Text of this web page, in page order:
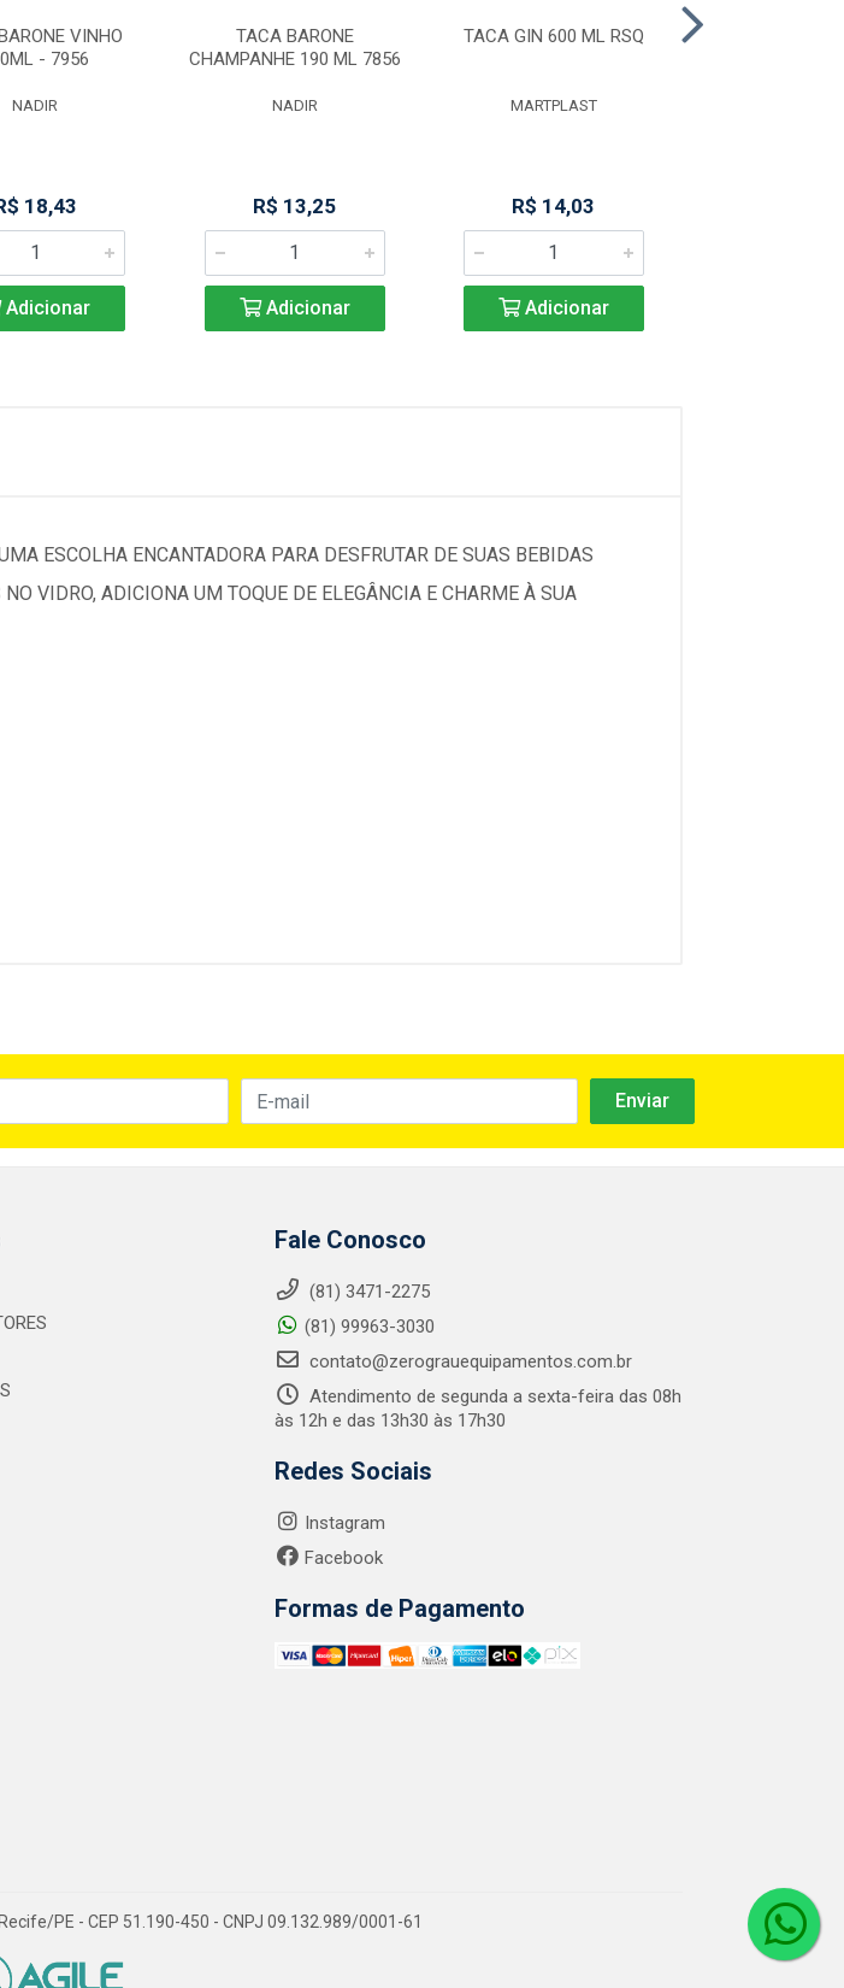
VINHO
- 7956
NADIR
18,43
Adicionar
TACA BARONE
CHAMPANHE 190 ML 7856
NADIR
R$ 13,25
Adicionar
TACA GIN 600 ML RSQ
MARTPLAST
R$ 14,03
Adicionar
ESCOLHA ENCANTADORA PARA DESFRUTAR DE SUAS BEBIDAS
VIDRO, ADICIONA UM TOQUE DE ELEGÂNCIA E CHARME À SUA
Fale Conosco
(81) 3471-2275
(81) 99963-3030
contato@zerograuequipamentos.com.br
Atendimento de segunda a sexta-feira das 08h
às 12h e das 13h30 às 17h30
Redes Sociais
Instagram
Facebook
Formas de Pagamento
PE - CEP 51.190-450 - CNPJ 09.132.989/0001-61